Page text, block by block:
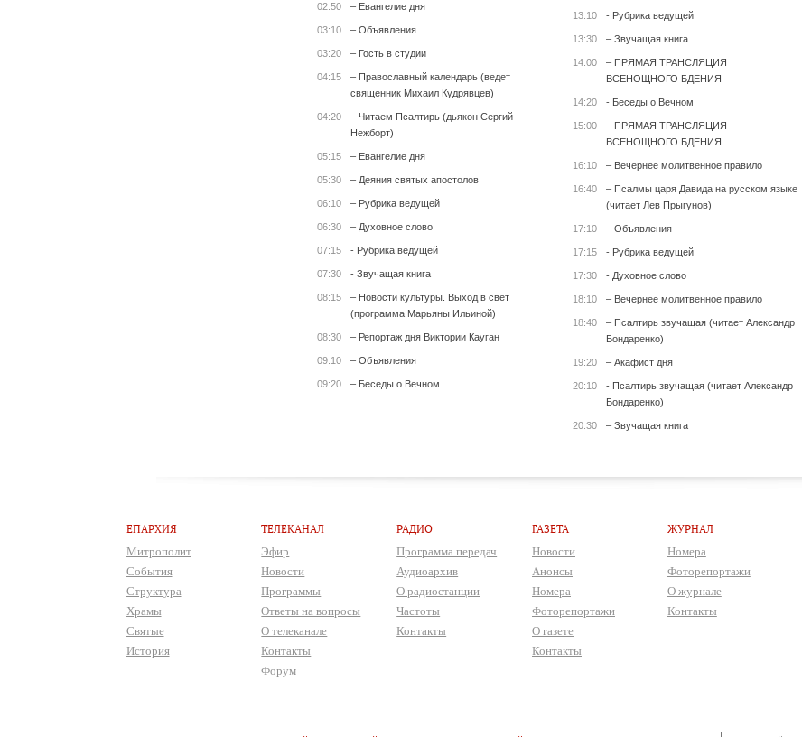
02:50 – Евангелие дня
03:10 – Объявления
03:20 – Гость в студии
04:15
– Православный календарь (ведет
священник Михаил Кудрявцев)
04:20
– Читаем Псалтирь (дьякон Сергий
Нежборт)
05:15 – Евангелие дня
05:30 – Деяния святых апостолов
06:10 – Рубрика ведущей
06:30 – Духовное слово
07:15 - Рубрика ведущей
07:30 - Звучащая книга
08:15
– Новости культуры. Выход в свет
(программа Марьяны Ильиной)
08:30 – Репортаж дня Виктории Кауган
09:10 – Объявления
09:20 – Беседы о Вечном
13:10 - Рубрика ведущей
13:30 – Звучащая книга
14:00
– ПРЯМАЯ ТРАНСЛЯЦИЯ
ВСЕНОЩНОГО БДЕНИЯ
14:20 - Беседы о Вечном
15:00
– ПРЯМАЯ ТРАНСЛЯЦИЯ
ВСЕНОЩНОГО БДЕНИЯ
16:10 – Вечернее молитвенное правило
16:40
– Псалмы царя Давида на русском языке
(читает Лев Прыгунов)
17:10 – Объявления
17:15 - Рубрика ведущей
17:30 - Духовное слово
18:10 – Вечернее молитвенное правило
18:40
– Псалтирь звучащая (читает Александр
Бондаренко)
19:20 – Акафист дня
20:10
- Псалтирь звучащая (читает Александр
Бондаренко)
20:30 – Звучащая книга
ЕПАРХИЯ
Митрополит
События
Структура
Храмы
Святые
История
ТЕЛЕКАНАЛ
Эфир
Новости
Программы
Ответы на вопросы
О телеканале
Контакты
Форум
РАДИО
Программа передач
Аудиоархив
О радиостанции
Частоты
Контакты
ГАЗЕТА
Новости
Анонсы
Номера
Фоторепортажи
О газете
Контакты
ЖУРНАЛ
Номера
Фоторепортажи
О журнале
Контакты